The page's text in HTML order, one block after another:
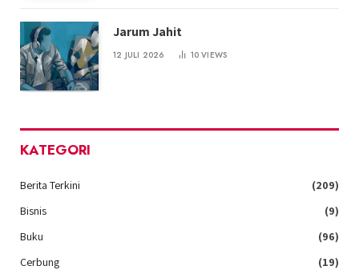
Jarum Jahit
12 JULI 2026 10VIEWS
KATEGORI
Berita Terkini
(209)
Bisnis
(9)
Buku
(96)
Cerbung
(19)